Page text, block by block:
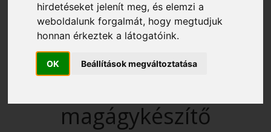
hirdetéseket jelenít meg, és elemzi a
weboldalunk forgalmát, hogy megtudjuk
honnan érkeztek a látogatóink.
OK Beállítások megváltoztatása
HELTI nehéz simítós 4
sor rugós k. 2,2 m
függesztett merev
magágykészítő